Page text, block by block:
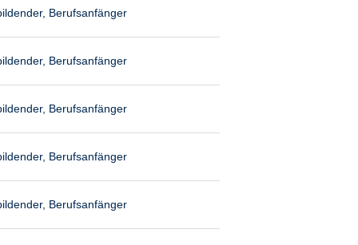
Berufsanfänger
Berufsanfänger
Berufsanfänger
Berufsanfänger
Berufsanfänger